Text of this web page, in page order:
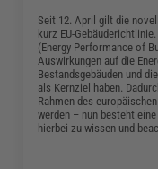
Seit 12. April gilt die
kurz EU-
(Energy Performance of
Auswirkungen auf die
Bestandsgebäuden und
als Kernziel haben.
Rahmen des
werden – nun besteht
hierbei zu wissen und